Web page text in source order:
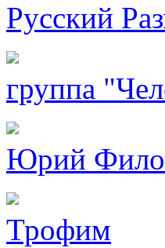
Русский
группа
Юрий
Трофим